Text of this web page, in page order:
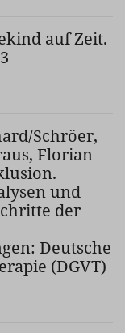
auf Zeit.
Schröer,
Florian
und
der
Deutsche
(DGVT)